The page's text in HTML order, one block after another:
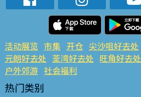
活动展览 市集 开仓 尖沙咀好去处
元朗好去处 荃湾好去处 旺角好去处
户外郊游 社会福利
热门类别